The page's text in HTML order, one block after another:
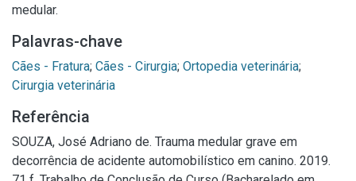
medular.
Palavras-chave
Cães - Fratura; Cães - Cirurgia; Ortopedia veterinária;
Cirurgia veterinária
Referência
SOUZA, José Adriano de. Trauma medular grave em
decorrência de acidente automobilístico em canino. 2019.